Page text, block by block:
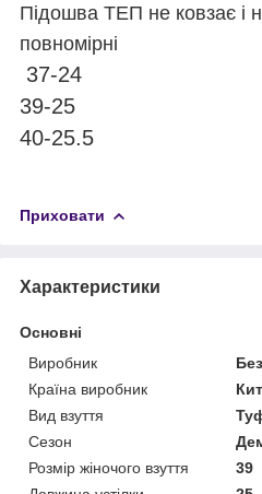
Підошва ТЕП не ковзає і
повномірні
37-24
39-25
40-25.5
Приховати
Характеристики
Основні
Виробник
Країна виробник
Вид взуття
Сезон
Розмір жіночого взуття
39